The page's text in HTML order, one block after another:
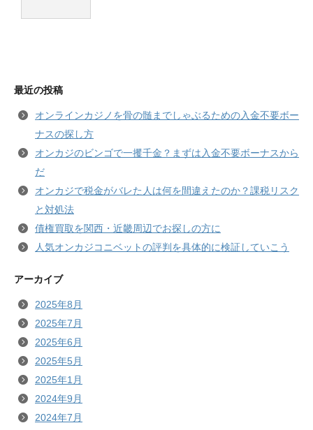
最近の投稿
オンラインカジノを骨の髄までしゃぶるための入金不要ボー
ナスの探し方
オンカジのビンゴで一攫千金？まずは入金不要ボーナスから
だ
オンカジで税金がバレた人は何を間違えたのか？課税リスク
と対処法
債権買取を関西・近畿周辺でお探しの方に
人気オンカジコニベットの評判を具体的に検証していこう
アーカイブ
2025年8月
2025年7月
2025年6月
2025年5月
2025年1月
2024年9月
2024年7月